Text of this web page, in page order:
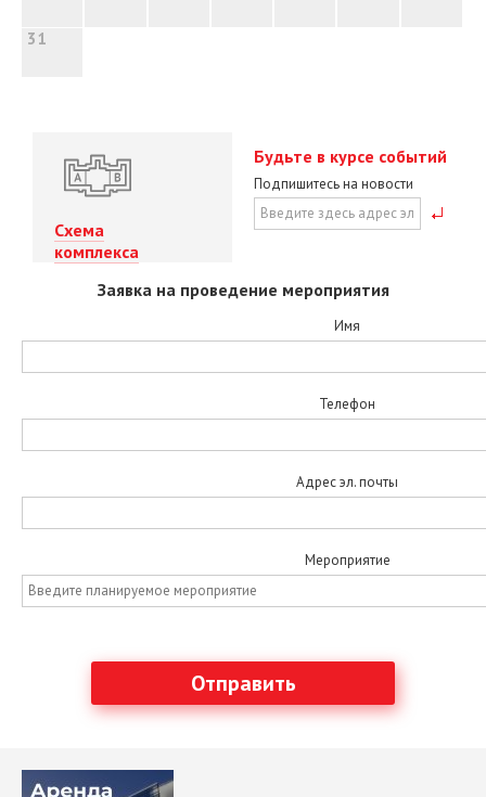
31
31
Схема
комплекса
Будьте в курсе событий
Подпишитесь на новости
Заявка на проведение мероприятия
Имя
Телефон
Адрес эл. почты
Мероприятие